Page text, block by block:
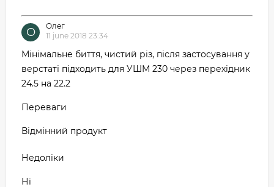
О
Олег
11 june 2018 23:34
Мінімальне биття, чистий різ, після застосування у
верстаті підходить для УШМ 230 через перехідник
24.5 на 22.2
Переваги
Відмінний продукт
Недоліки
Ні